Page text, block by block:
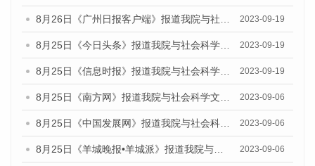
8月26日《广州日报客户端》报道我院与社会科学文献出版社联合发布《广州蓝皮书：广州创新型城市发展报告（2023）》的媒体文章 2023-09-19
8月25日《今日头条》报道我院与社会科学文献出版社联合发布《广州蓝皮书：广州创新型城市发展报告（2023）》的媒体文章 2023-09-19
8月25日《信息时报》报道我院与社会科学文献出版社联合发布《广州蓝皮书：广州创新型城市发展报告（2023）》的媒体文章 2023-09-19
8月25日《南方网》报道我院与社会科学文献出版社联合发布《广州蓝皮书：广州创新型城市发展报告（2023）》的媒体文章 2023-09-06
8月25日《中国发展网》报道我院与社会科学文献出版社联合发布《广州蓝皮书：广州创新型城市发展报告（2023）》的媒体文章 2023-09-06
8月25日《羊城晚报•羊城派》报道我院与社会科学文献出版社联合发布《广州蓝皮书：广州创新型城市发展报告（2023）》的媒体文章 2023-09-06